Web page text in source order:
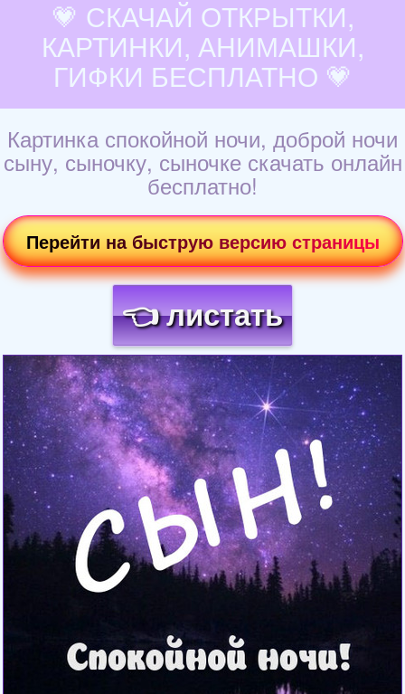
💗 СКАЧАЙ ОТКРЫТКИ,
КАРТИНКИ, АНИМАШКИ,
ГИФКИ БЕСПЛАТНО 💗
Картинка спокойной ночи, доброй ночи
сыну, сыночку, сыночке скачать онлайн
бесплатно!
Перейти на быструю версию страницы
👈 листать
Загрузка картинки...